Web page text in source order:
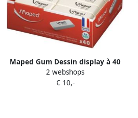
Maped Gum Dessin display à 40
stuks wit
2 webshops
€ 10,-